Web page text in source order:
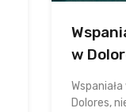
w
Dolores,